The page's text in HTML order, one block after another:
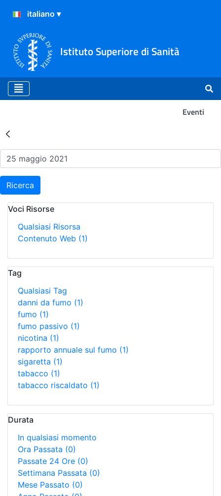
Istituto Superiore di Sanità
Eventi
Risultati della Ricerca -
Ricerca
Voci Risorse
Qualsiasi Risorsa
Contenuto Web (1)
Tag
Qualsiasi Tag
danni da fumo (1)
fumo (1)
fumo passivo (1)
nicotina (1)
rapporto annuale sul fumo (1)
sigaretta (1)
tabacco (1)
tabacco riscaldato (1)
Durata
In qualsiasi momento
Ora Passata (0)
Passate 24 Ore (0)
Settimana Passata (0)
Mese Passato (0)